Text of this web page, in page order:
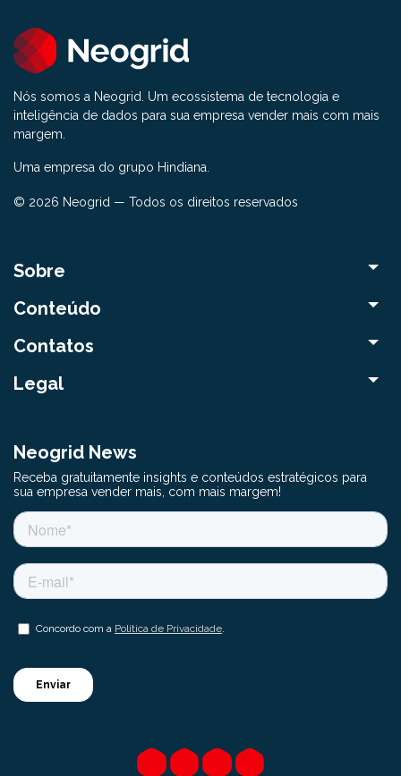
Nós somos a Neogrid. Um ecossistema de tecnologia e
inteligência de dados para sua empresa vender mais com mais
margem.
Uma empresa do grupo Hindiana.
© 2026 Neogrid — Todos os direitos reservados
Sobre
Conteúdo
Contatos
Legal
Neogrid News